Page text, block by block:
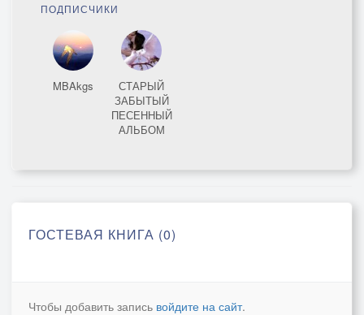
ПОДПИСЧИКИ
MBAkgs
СТАРЫЙ
ЗАБЫТЫЙ
ПЕСЕННЫЙ
АЛЬБОМ
ГОСТЕВАЯ КНИГА (0)
Чтобы добавить запись войдите на сайт.